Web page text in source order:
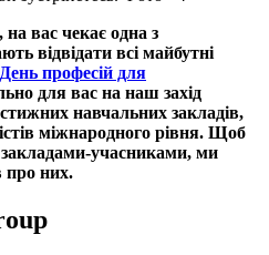
вас чекає одна з
відвідати всі майбутні
професій для
для вас на наш захід
навчальних закладів,
міжнародного рівня. Щоб
учасниками, ми
про них.